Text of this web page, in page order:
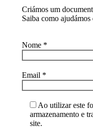
Criámos um
Saiba como
Nome *
Email *
Ao utilizar este
armazenamento e
site.